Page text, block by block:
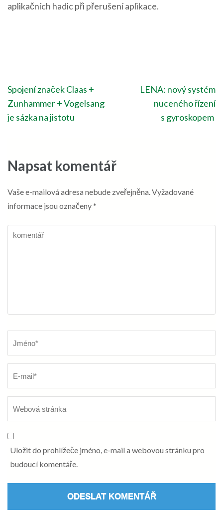
aplikačních hadic při přerušení aplikace.
Navigace
pro
příspěvek
Spojení značek Claas +
Zunhammer + Vogelsang
je sázka na jistotu
LENA: nový systém
nuceného řízení
s gyroskopem
Napsat komentář
Vaše e-mailová adresa nebude zveřejněna.Vyžadované
informace jsou označeny*
komentář
Uložit do prohlížeče jméno, e-mail a webovou stránku pro
budoucí komentáře.